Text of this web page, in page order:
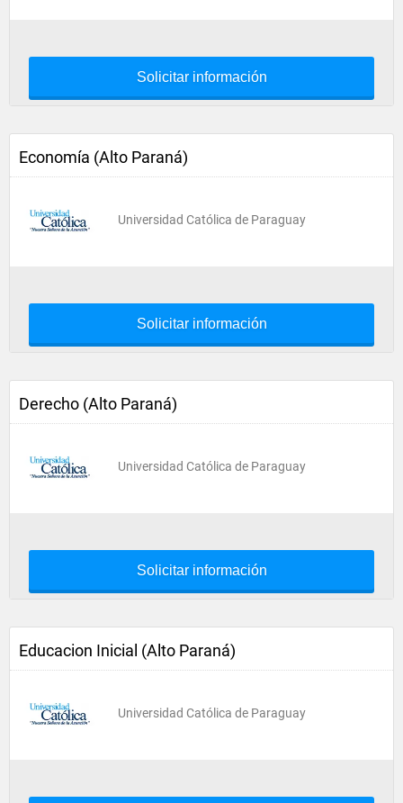
Solicitar información
Economía (Alto Paraná)
Universidad Católica de Paraguay
Solicitar información
Derecho (Alto Paraná)
Universidad Católica de Paraguay
Solicitar información
Educacion Inicial (Alto Paraná)
Universidad Católica de Paraguay